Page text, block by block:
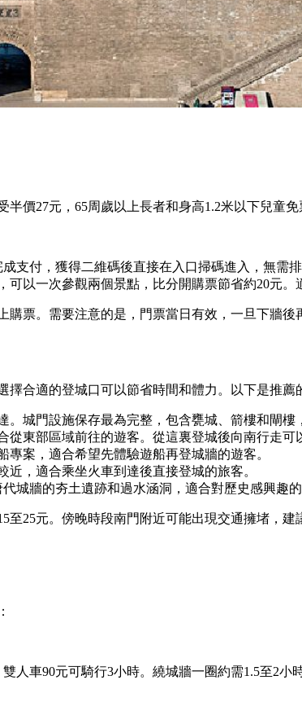
價27元，65周歲以上長者和身高1.2米以下兒童
支付，獲得二維碼後直接在入口掃碼進入，無需排
以一次參觀兩個景點，比分開購票節省約20元。
票。需要注意的是，門票當日有效，一旦下牆後
合適的登城口可以節省時間和體力。以下是推薦
城門設施保存最為完整，包含甕城、箭樓和閘樓
東部區域前往的遊客。從這裏登城後向南行走可
案，適合希望先體驗遊船再登城牆的遊客。
，適合乘坐火車到達後直接登城的旅客。
城牆的夯土遺跡和過水涵洞，適合對歷史感興趣的
25元。傍晚時段南門附近可能出現交通擁堵，
人車90元可騎行3小時。繞城牆一圈約需1.5至2